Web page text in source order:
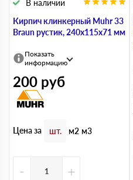
Кирпич клинкерный Muhr 33
Braun рустик, 240х115х71 мм
В наличии
Показать
информацию
200 руб
Цена за шт. м2 м3
- +